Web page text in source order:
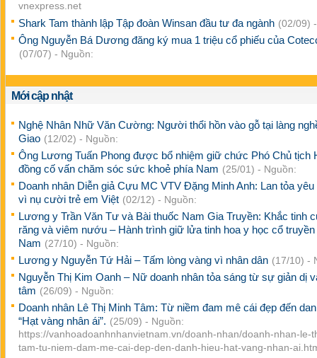
vnexpress.net
Shark Tam thành lập Tập đoàn Winsan đầu tư đa ngành (02/09)
Ông Nguyễn Bá Dương đăng ký mua 1 triệu cổ phiếu của
(07/07) - Nguồn:
Mới cập nhật
Nghệ Nhân Nhữ Văn Cường: Người thổi hồn vào gỗ tại làng
Giao (12/02) - Nguồn:
Ông Lương Tuấn Phong được bổ nhiệm giữ chức Phó Chủ tịch
đồng cố vấn chăm sóc sức khoẻ phía Nam (25/01) - Nguồn:
Doanh nhân Diễn giả Cựu MC VTV Đặng Minh Anh: Lan tỏa
vì nụ cười trẻ em Việt (02/12) - Nguồn:
Lương y Trần Văn Tư và Bài thuốc Nam Gia Truyền: Khắc tinh
răng và viêm nướu – Hành trình giữ lửa tinh hoa y học cổ truyền
Nam (27/10) - Nguồn:
Lương y Nguyễn Tứ Hải – Tấm lòng vàng vì nhân dân (17/10) -
Nguyễn Thị Kim Oanh – Nữ doanh nhân tỏa sáng từ sự giản dị
tâm (26/09) - Nguồn:
Doanh nhân Lê Thị Minh Tâm: Từ niềm đam mê cái đẹp đến
“Hạt vàng nhân ái”. (25/09) - Nguồn:
https://vanhoadoanhnhanvietnam.vn/doanh-nhan/doanh-nhan-le-
tam-tu-niem-dam-me-cai-dep-den-danh-hieu-hat-vang-nhan-